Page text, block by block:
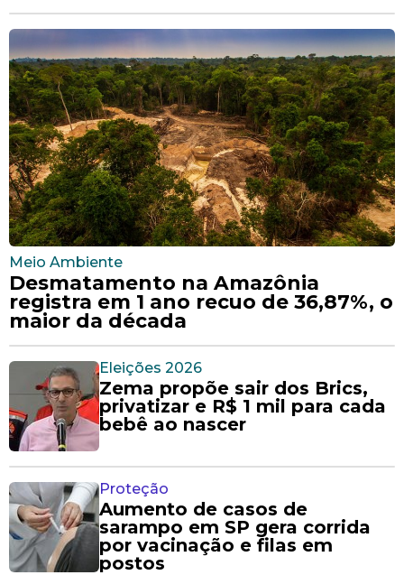
Meio Ambiente
Desmatamento na Amazônia
registra em 1 ano recuo de 36,87%, o
maior da década
Eleições 2026
Zema propõe sair dos Brics,
privatizar e R$ 1 mil para cada
bebê ao nascer
Proteção
Aumento de casos de
sarampo em SP gera corrida
por vacinação e filas em
postos